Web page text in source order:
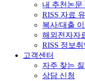
내 추천논문
RISS 자료
복사/대출
해외전자자
RISS 정보
고객센터
자주 찾는
상담 신청